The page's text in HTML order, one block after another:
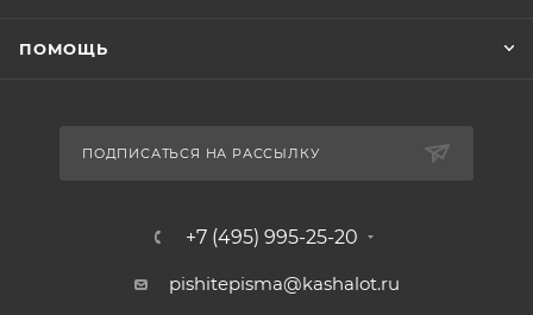
ПОМОЩЬ
ПОДПИСАТЬСЯ НА РАССЫЛКУ
+7 (495) 995-25-20​
pishitepisma@kashalot.ru